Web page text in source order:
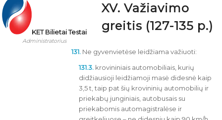
KET Bilietai Testai
Administratorius
XV. Važiavimo
greitis (127-135 p.)
131. Ne gyvenvietėse leidžiama važiuoti:
131.3. krovininiais automobiliais, kurių
didžiausioji leidžiamoji masė didesnė kaip
3,5 t, taip pat šių krovininių automobilių ir
priekabų junginiais, autobusais su
priekabomis automagistralėse ir